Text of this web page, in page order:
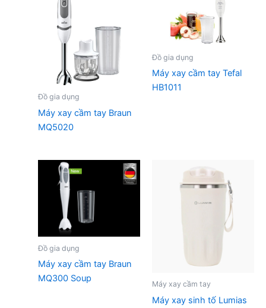
Đồ gia dụng
Máy xay cầm tay Braun
MQ5020
Đồ gia dụng
Máy xay cầm tay Tefal
HB1011
Đồ gia dụng
Máy xay cầm tay Braun
MQ300 Soup
Máy xay cầm tay
Máy xay sinh tố Lumias